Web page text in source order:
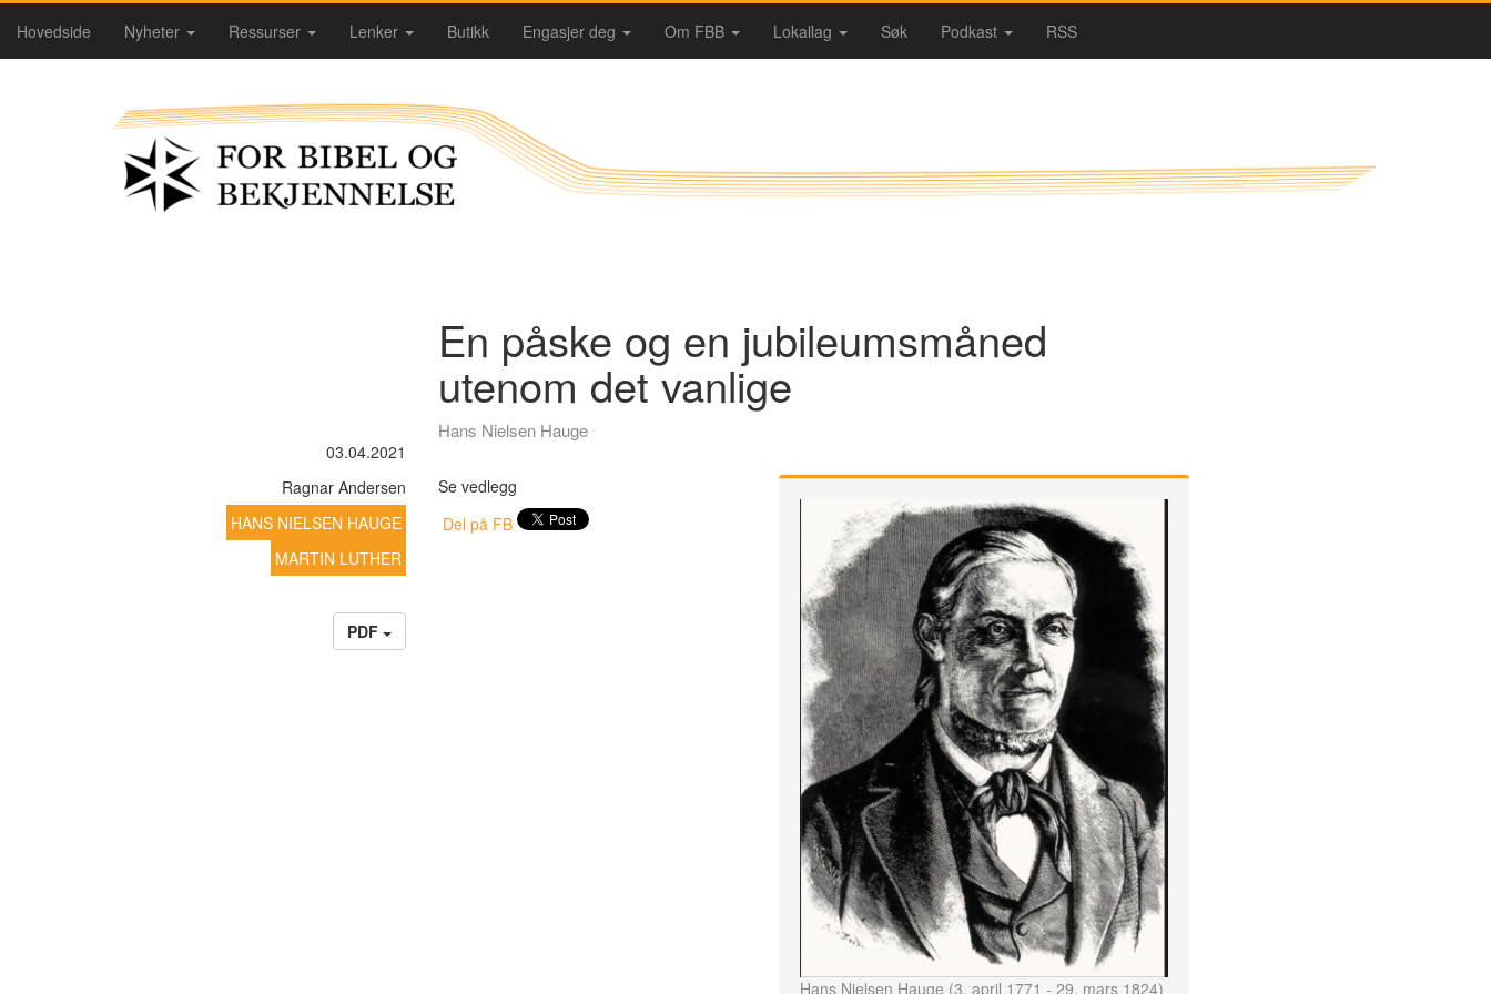
Hovedside Nyheter Ressurser Lenker Butikk Engasjer deg Om FBB Lokallag Søk Podkast RSS
En påske og en jubileumsmåned
utenom det vanlige
03.04.2021
Ragnar Andersen
HANS NIELSEN HAUGE
MARTIN LUTHER
PDF
Hans Nielsen Hauge
Hans Nielsen Hauge (3. april 1771 - 29. mars 1824)
Se vedlegg
Del på FB